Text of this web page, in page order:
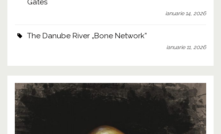
Gates
ianuarie 14, 2026
The Danube River „Bone Network”
ianuarie 11, 2026